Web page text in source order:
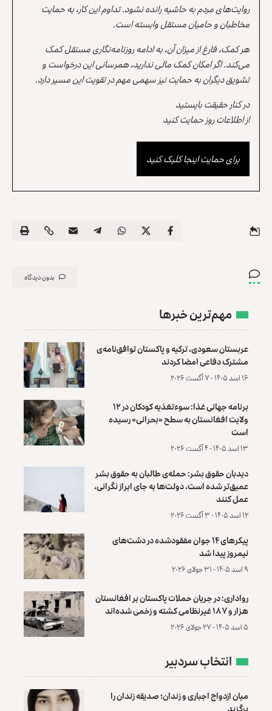
روایت‌های مردم به حاشیه رانده نشود. تداوم این کار، به حمایت
مخاطبان و حامیان مستقل وابسته است.
هر کمک، فارغ از میزان آن، به ادامه روزنامه‌نگاری مستقل کمک
می‌کند. اگر امکان کمک مالی ندارید، همرسانی این درخواست و
تشویق دیگران به حمایت نیز سهمی مهم در تقویت این مسیر دارد.
در کنار حقیقت بایستید
از اطلاعات روز حمایت کنید
برای حمایت اینجا کلیک کنید
بدون دیدگاه
مهم‌ترین خبرها
عربستان سعودی، ترکیه و پاکستان توافق‌نامه‌ی
مشترک دفاعی امضا کردند
۱۶ اسد ۱۴۰۵ - ۷ آگست ۲۰۲۶
برنامه جهانی غذا: سوءتغذیه کودکان در ۱۲
ولایت افغانستان به سطح «بحرانی» رسیده
است
۱۳ اسد ۱۴۰۵ - ۴ آگست ۲۰۲۶
دیدبان حقوق بشر: حمله‌ی طالبان به حقوق بشر
عمیق‌تر شده است، دولت‌ها به جای ابراز نگرانی،
عمل کنند
۱۲ اسد ۱۴۰۵ - ۳ آگست ۲۰۲۶
پیکرهای ۱۴ جوان مفقودشده در دشت‌های
نیمروز پیدا شد
۹ اسد ۱۴۰۵ - ۳۱ جولای ۲۰۲۶
رواداری: در جریان حملات پاکستان بر افغانستان
هزار و ۱۸۷ غیرنظامی کشته و زخمی شده‌اند
۵ اسد ۱۴۰۵ - ۲۷ جولای ۲۰۲۶
انتخاب سردبیر
میان ازدواج اجباری و زندان؛ صدیقه زندان را